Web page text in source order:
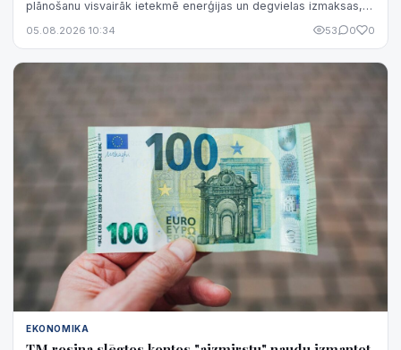
plānošanu visvairāk ietekmē enerģijas un degvielas izmaksas,
05.08.2026 10:34 53 0 0
EKONOMIKA